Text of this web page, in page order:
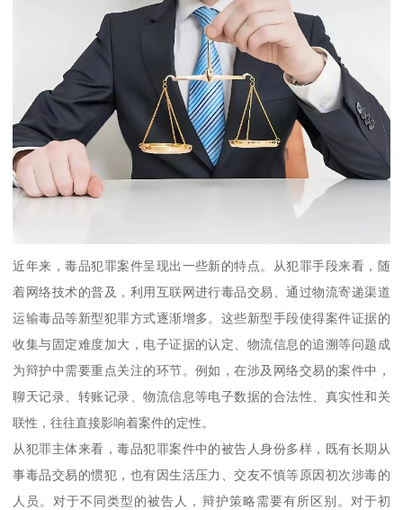
近年来，毒品犯罪案件呈现出一些新的特点。从犯罪手段来看，随
着网络技术的普及，利用互联网进行毒品交易、通过物流寄递渠道
运输毒品等新型犯罪方式逐渐增多。这些新型手段使得案件证据的
收集与固定难度加大，电子证据的认定、物流信息的追溯等问题成
为辩护中需要重点关注的环节。例如，在涉及网络交易的案件中，
聊天记录、转账记录、物流信息等电子数据的合法性、真实性和关
联性，往往直接影响着案件的定性。
从犯罪主体来看，毒品犯罪案件中的被告人身份多样，既有长期从
事毒品交易的惯犯，也有因生活压力、交友不慎等原因初次涉毒的
人员。对于不同类型的被告人，辩护策略需要有所区别。对于初